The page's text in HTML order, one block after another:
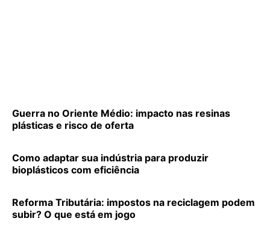
Guerra no Oriente Médio: impacto nas resinas
plásticas e risco de oferta
Como adaptar sua indústria para produzir
bioplásticos com eficiência
Reforma Tributária: impostos na reciclagem podem
subir? O que está em jogo